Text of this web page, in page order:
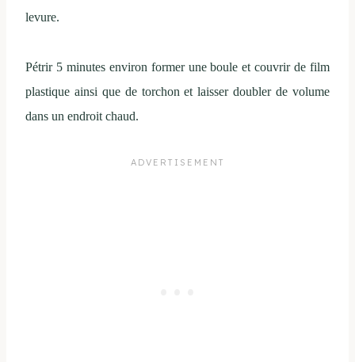
levure.
Pétrir 5 minutes environ former une boule et couvrir de film
plastique ainsi que de torchonet laisser doubler de volume
dans un endroit chaud.